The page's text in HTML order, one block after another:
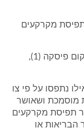
מקרקעים
(ב) בתקנה 8, בתקנת-משנה (ב), במקום פיסקה (1),
נתפסו על פי צו
מוסמכת ושאושר
תפיסת מקרקעים
וכאילו שר הבריאות או